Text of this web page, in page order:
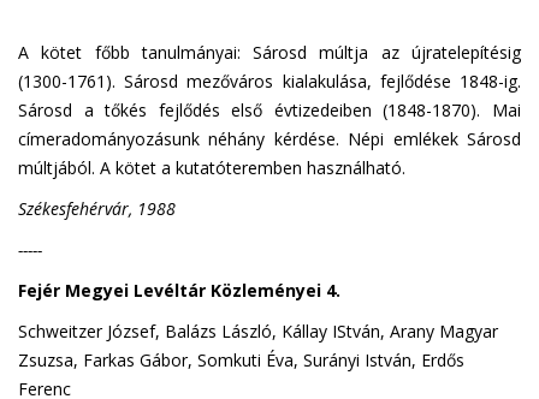
A kötet főbb tanulmányai: Sárosd múltja az újratelepítésig
(1300-1761). Sárosd mezőváros kialakulása, fejlődése 1848-ig.
Sárosd a tőkés fejlődés első évtizedeiben (1848-1870). Mai
címeradományozásunk néhány kérdése. Népi emlékek Sárosd
múltjából. A kötet a kutatóteremben használható.
Székesfehérvár, 1988
-----
Fejér Megyei Levéltár Közleményei 4.
Schweitzer József, Balázs László, Kállay IStván, Arany Magyar
Zsuzsa, Farkas Gábor, Somkuti Éva, Surányi István, Erdős
Ferenc